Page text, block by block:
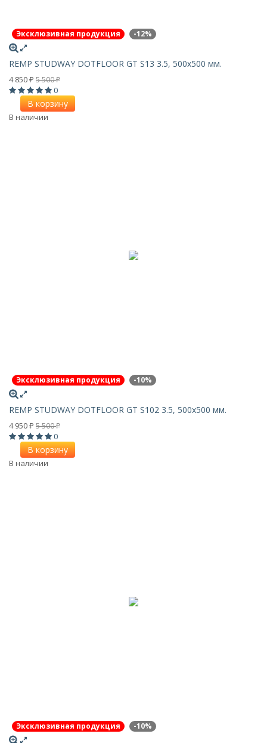
Эксклюзивная продукция -12%
REMP STUDWAY DOTFLOOR GT S13 3.5, 500х500 мм.
4 850 ₽ 5 500₽
0
В корзину
В наличии
Эксклюзивная продукция -10%
REMP STUDWAY DOTFLOOR GT S102 3.5, 500х500 мм.
4 950 ₽ 5 500₽
0
В корзину
В наличии
Эксклюзивная продукция -10%